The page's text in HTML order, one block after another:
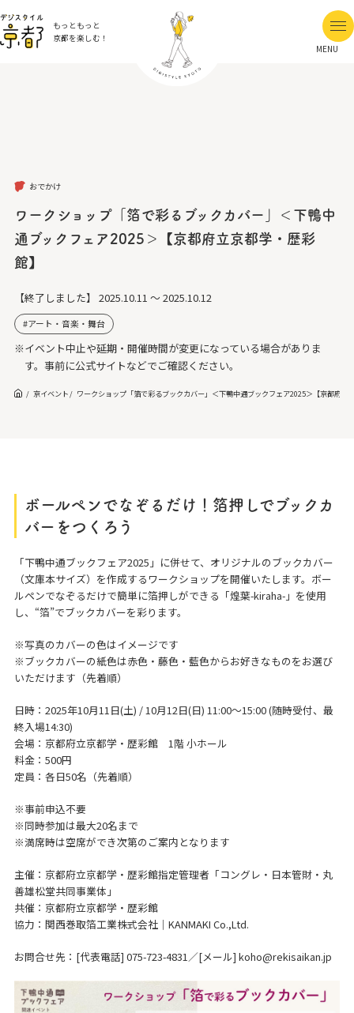
もっともっと
京都を楽しむ！
MENU
おでかけ
ワークショップ「箔で彩るブックカバー」＜下鴨中
通ブックフェア2025＞【京都府立京都学・歴彩
館】
【終了しました】 2025.10.11 ～ 2025.10.12
アート・音楽・舞台
※イベント中止や延期・開催時間が変更になっている場合がありま
す。事前に公式サイトなどでご確認ください。
京イベント ワークショップ「箔で彩るブックカバー」＜下鴨中通ブックフェア2025＞【京都府立
ボールペンでなぞるだけ！箔押しでブックカ
バーをつくろう
「下鴨中通ブックフェア2025」に併せて、オリジナルのブックカバー
（文庫本サイズ）を作成するワークショップを開催いたします。ボー
ルペンでなぞるだけで簡単に箔押しができる「煌葉-kiraha-」を使用
し、“箔”でブックカバーを彩ります。
※写真のカバーの色はイメージです
※ブックカバーの紙色は赤色・藤色・藍色からお好きなものをお選び
いただけます（先着順）
日時：2025年10月11日(土) / 10月12日(日) 11:00～15:00 (随時受付、最
終入場14:30)
会場：京都府立京都学・歴彩館 1階 小ホール
料金：500円
定員：各日50名（先着順）
※事前申込不要
※同時参加は最大20名まで
※満席時は空席ができ次第のご案内となります
主催：京都府立京都学・歴彩館指定管理者「コングレ・日本管財・丸
善雄松堂共同事業体」
共催：京都府立京都学・歴彩館
協力：関西巻取箔工業株式会社｜KANMAKI Co.,Ltd.
お問合せ先：[代表電話] 075-723-4831／[メール] koho@rekisaikan.jp